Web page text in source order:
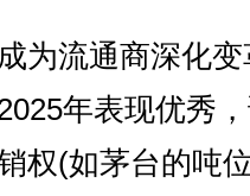
流通商深化变
年表现优秀
权(如茅台的吨